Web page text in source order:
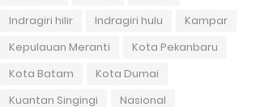
Indragiri hilir
Indragiri hulu
Kampar
Kepulauan Meranti
Kota Pekanbaru
Kota Batam
Kota Dumai
Kuantan Singingi
Nasional